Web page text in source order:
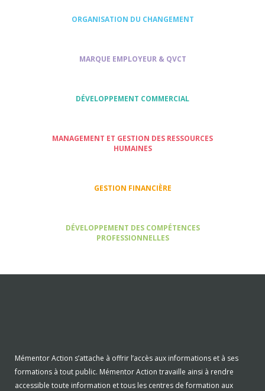
ORGANISATION DU CHANGEMENT
MARQUE EMPLOYEUR & QVCT
DÉVELOPPEMENT COMMERCIAL
MANAGEMENT ET GESTION DES RESSOURCES
HUMAINES
GESTION FINANCIÈRE
DÉVELOPPEMENT DES COMPÉTENCES
PROFESSIONNELLES
Mémentor Action s’attache à offrir l’accès aux informations et à ses
formations à tout public. Mémentor Action travaille ainsi à rendre
accessible toute information et tous les centres de formation aux